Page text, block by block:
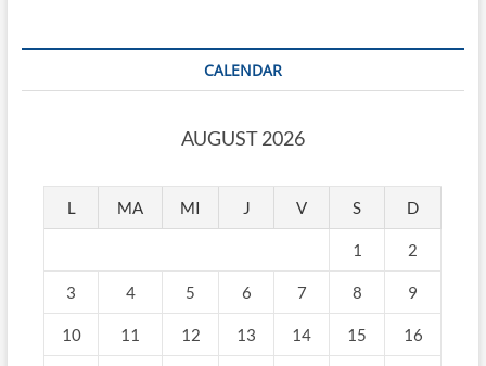
CALENDAR
AUGUST 2026
L MA MI J V S D
1 2
3 4 5 6 7 8 9
10 11 12 13 14 15 16